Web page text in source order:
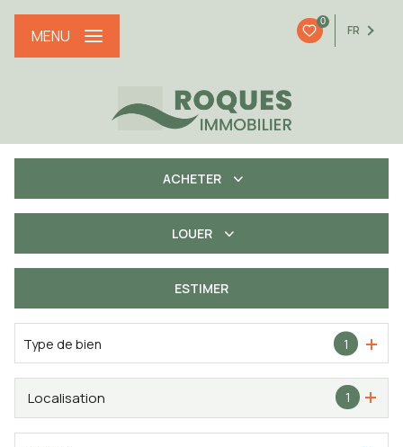
0
FR
MENU
ACHETER
De l'immo pro
LOUER
ESTIMER
Type de bien 1
1
Localisation